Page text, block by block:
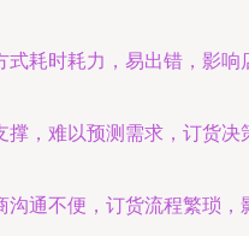
式耗时耗力，易出错，影响
撑，难以预测需求，订货决
沟通不便，订货流程繁琐，